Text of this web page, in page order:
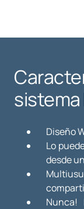
sistema
Diseño
Lo
desde
Nunca!